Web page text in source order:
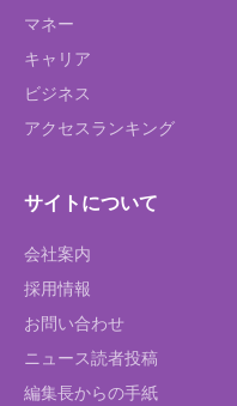
マネー
キャリア
ビジネス
アクセスランキング
サイトについて
会社案内
採用情報
お問い合わせ
ニュース読者投稿
編集長からの手紙